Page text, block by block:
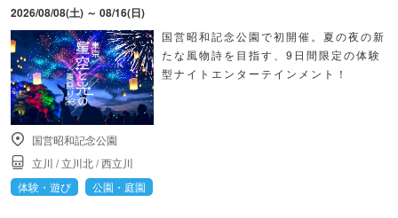
2026/08/08(土) ～ 08/16(日)
国営昭和記念公園で初開催。夏の夜の新
たな風物詩を目指す、9日間限定の体験
型ナイトエンターテインメント！
国営昭和記念公園
立川 /立川北/西立川
体験・遊び
公園・庭園